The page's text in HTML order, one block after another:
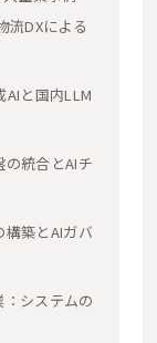
流DXによる
と国内LLM
統合とAIチ
築とAIガバ
システムの